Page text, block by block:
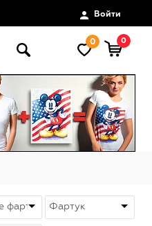
Войти
0 0